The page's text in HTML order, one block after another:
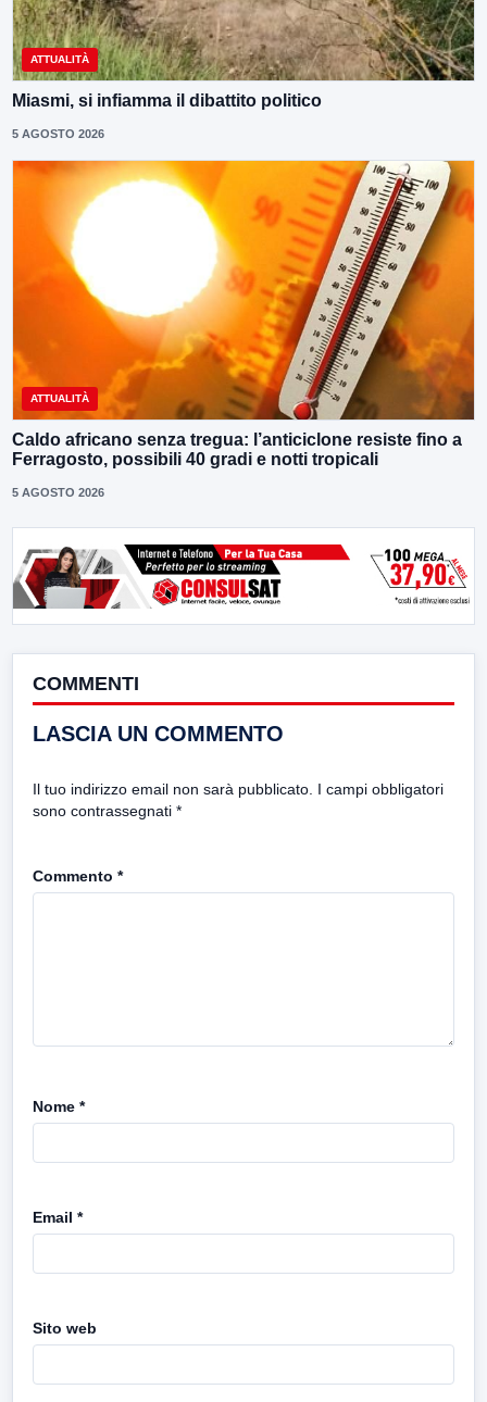
ATTUALITÀ
Miasmi, si infiamma il dibattito politico
5 AGOSTO 2026
ATTUALITÀ
Caldo africano senza tregua: l’anticiclone resiste fino a
Ferragosto, possibili 40 gradi e notti tropicali
5 AGOSTO 2026
COMMENTI
LASCIA UN COMMENTO
Il tuo indirizzo email non sarà pubblicato. I campi obbligatori
sono contrassegnati *
Commento *
Nome *
Email *
Sito web